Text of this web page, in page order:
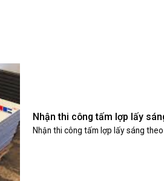
Nhận thi công tấm lợp lấy
Nhận thi công tấm lợp lấy sáng